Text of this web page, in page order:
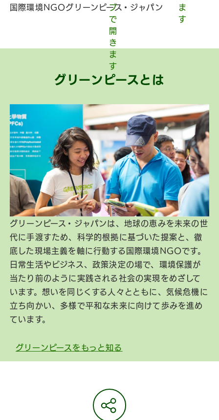
国際環境NGOグリーンピース・ジャパン
グリーンピースとは
グリーンピース・ジャパンは、地球の恵みを未来の世
代に手渡すため、科学的根拠に基づいた提案と、徹
底した現場主義を軸に行動する国際環境NGOです。
日常生活やビジネス、政策決定の場で、環境保護が
当たり前のように実践される社会の実現をめざして
います。想いを同じくする人々とともに、気候危機に
立ち向かい、多様で平和な未来に向けて歩みを進め
ています。
グリーンピースをもっと知る